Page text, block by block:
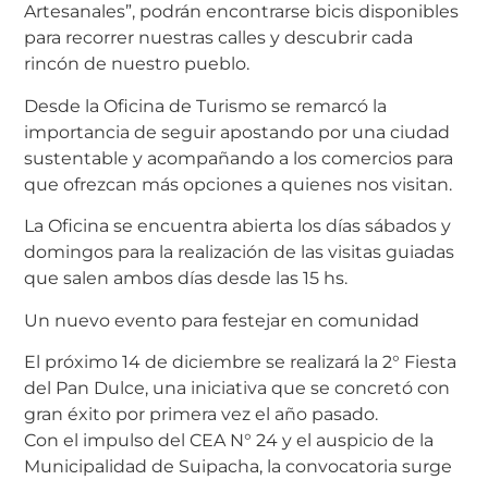
Artesanales”, podrán encontrarse bicis disponibles
para recorrer nuestras calles y descubrir cada
rincón de nuestro pueblo.
Desde la Oficina de Turismo se remarcó la
importancia de seguir apostando por una ciudad
sustentable y acompañando a los comercios para
que ofrezcan más opciones a quienes nos visitan.
La Oficina se encuentra abierta los días sábados y
domingos para la realización de las visitas guiadas
que salen ambos días desde las 15 hs.
Un nuevo evento para festejar en comunidad
El próximo 14 de diciembre se realizará la 2° Fiesta
del Pan Dulce, una iniciativa que se concretó con
gran éxito por primera vez el año pasado.
Con el impulso del CEA N° 24 y el auspicio de la
Municipalidad de Suipacha, la convocatoria surge